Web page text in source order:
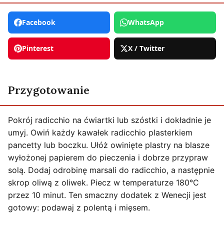
Facebook WhatsApp
Pinterest X / Twitter
Przygotowanie
Pokrój radicchio na ćwiartki lub szóstki i dokładnie je
umyj. Owiń każdy kawałek radicchio plasterkiem
pancetty lub boczku. Ułóż owinięte plastry na blasze
wyłożonej papierem do pieczenia i dobrze przypraw
solą. Dodaj odrobinę marsali do radicchio, a następnie
skrop oliwą z oliwek. Piecz w temperaturze 180°C
przez 10 minut. Ten smaczny dodatek z Wenecji jest
gotowy: podawaj z polentą i mięsem.